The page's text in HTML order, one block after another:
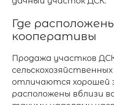
Где
кооперативы
Продажа участков
отличаются хорошей
расположены вблизи